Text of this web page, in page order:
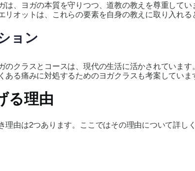
は、ヨガの本質を守りつつ、道教の教えを尊重して
リオットは、これらの要素を自身の教えに取り入れる
ョン
のクラスとコースは、現代の生活に活かされていま
ある痛みに対処するためのヨガクラスも考案していま
る理由
理由は2つあります。ここではその理由について詳し